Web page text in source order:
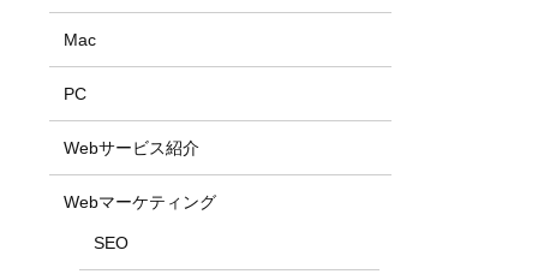
Mac
PC
Webサービス紹介
Webマーケティング
SEO